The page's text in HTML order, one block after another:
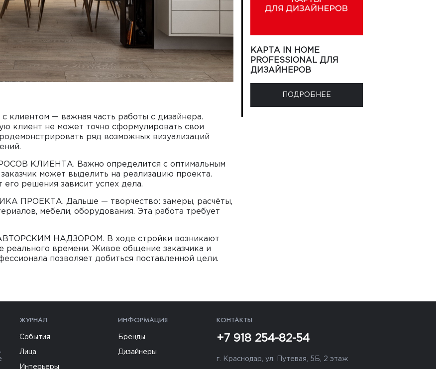
— важная часть работы с дизайнера.
клиент не может точно сформулировать свои
ряд возможных визуализаций
КЛИЕНТА. Важно определится с оптимальным
может выделить на реализацию проекта.
решения зависит успех дела.
Дальше — творчество: замеры, расчёты,
мебели, оборудования. Эта работа требует
НАДЗОРОМ. В ходе стройки возникают
времени. Живое общение заказчика и
позволяет добиться поставленной цели.
КАРТА IN HOME
PROFESSIONAL ДЛЯ
ДИЗАЙНЕРОВ
ПОДРОБНЕЕ
ЖУРНАЛ
События
Лица
Интерьеры
ИНФОРМАЦИЯ
Бренды
Дизайнеры
КОНТАКТЫ
+7 918 254-82-54
г. Краснодар, ул. Путевая, 5Б, 2 этаж